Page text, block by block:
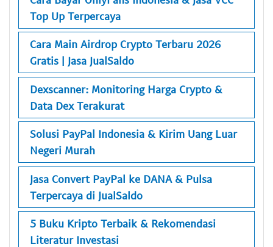
Top Up Terpercaya
Cara Main Airdrop Crypto Terbaru 2026
Gratis | Jasa JualSaldo
Dexscanner: Monitoring Harga Crypto &
Data Dex Terakurat
Solusi PayPal Indonesia & Kirim Uang Luar
Negeri Murah
Jasa Convert PayPal ke DANA & Pulsa
Terpercaya di JualSaldo
5 Buku Kripto Terbaik & Rekomendasi
Literatur Investasi